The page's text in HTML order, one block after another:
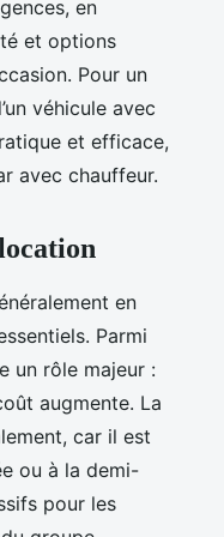
en
et options
Pour un
véhicule avec
et efficace,
avec chauffeur.
en
Parmi
un rôle majeur :
augmente. La
car il est
ou à la demi-
pour les